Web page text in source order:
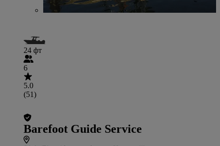
24 фт
6
5.0
(51)
Barefoot Guide Service